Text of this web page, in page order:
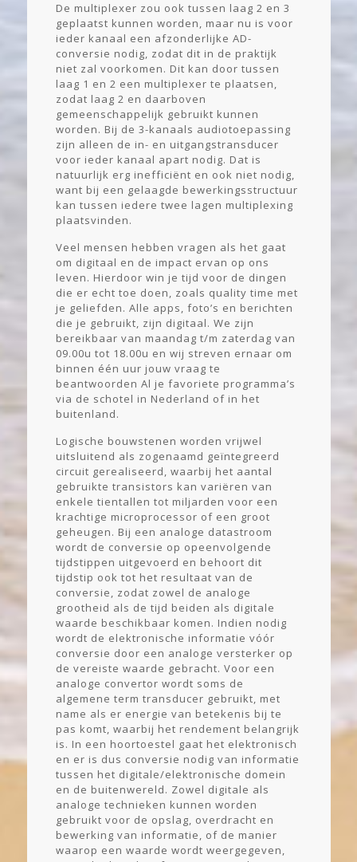
De multiplexer zou ook tussen laag 2 en 3
geplaatst kunnen worden, maar nu is voor
ieder kanaal een afzonderlijke AD-
conversie nodig, zodat dit in de praktijk
niet zal voorkomen. Dit kan door tussen
laag 1 en 2 een multiplexer te plaatsen,
zodat laag 2 en daarboven
gemeenschappelijk gebruikt kunnen
worden. Bij de 3-kanaals audiotoepassing
zijn alleen de in- en uitgangstransducer
voor ieder kanaal apart nodig. Dat is
natuurlijk erg inefficiënt en ook niet nodig,
want bij een gelaagde bewerkingsstructuur
kan tussen iedere twee lagen multiplexing
plaatsvinden.
Veel mensen hebben vragen als het gaat
om digitaal en de impact ervan op ons
leven. Hierdoor win je tijd voor de dingen
die er echt toe doen, zoals quality time met
je geliefden. Alle apps, foto’s en berichten
die je gebruikt, zijn digitaal. We zijn
bereikbaar van maandag t/m zaterdag van
09.00u tot 18.00u en wij streven ernaar om
binnen één uur jouw vraag te
beantwoorden Al je favoriete programma’s
via de schotel in Nederland of in het
buitenland.
Logische bouwstenen worden vrijwel
uitsluitend als zogenaamd geïntegreerd
circuit gerealiseerd, waarbij het aantal
gebruikte transistors kan variëren van
enkele tientallen tot miljarden voor een
krachtige microprocessor of een groot
geheugen. Bij een analoge datastroom
wordt de conversie op opeenvolgende
tijdstippen uitgevoerd en behoort dit
tijdstip ook tot het resultaat van de
conversie, zodat zowel de analoge
grootheid als de tijd beiden als digitale
waarde beschikbaar komen. Indien nodig
wordt de elektronische informatie vóór
conversie door een analoge versterker op
de vereiste waarde gebracht. Voor een
analoge convertor wordt soms de
algemene term transducer gebruikt, met
name als er energie van betekenis bij te
pas komt, waarbij het rendement belangrijk
is. In een hoortoestel gaat het elektronisch
en er is dus conversie nodig van informatie
tussen het digitale/elektronische domein
en de buitenwereld. Zowel digitale als
analoge technieken kunnen worden
gebruikt voor de opslag, overdracht en
bewerking van informatie, of de manier
waarop een waarde wordt weergegeven,